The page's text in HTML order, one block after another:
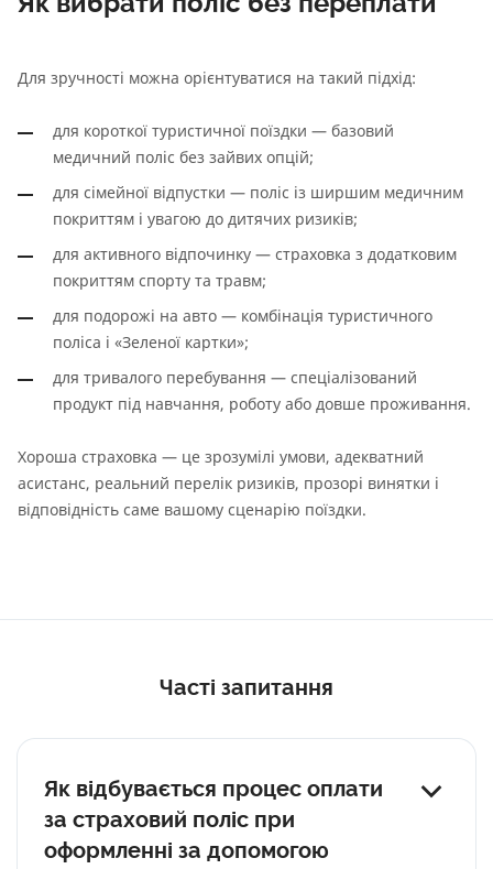
Для зручності можна орієнтуватися на такий підхід:
для короткої туристичної поїздки — базовий
медичний поліс без зайвих опцій;
для сімейної відпустки — поліс із ширшим медичним
покриттям і увагою до дитячих ризиків;
для активного відпочинку — страховка з додатковим
покриттям спорту та травм;
для подорожі на авто — комбінація туристичного
поліса і «Зеленої картки»;
для тривалого перебування — спеціалізований
продукт під навчання, роботу або довше проживання.
Хороша страховка — це зрозумілі умови, адекватний
асистанс, реальний перелік ризиків, прозорі винятки і
відповідність саме вашому сценарію поїздки.
Часті запитання
Як відбувається процес оплати
за страховий поліс при
оформленні за допомогою